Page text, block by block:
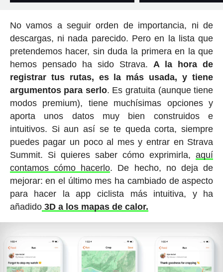
No vamos a seguir orden de importancia, ni de
descargas, ni nada parecido. Pero en la lista que
pretendemos hacer, sin duda la primera en la que
hemos pensado ha sido Strava. A la hora de
registrar tus rutas, es la más usada, y tiene
argumentos para serlo. Es gratuita (aunque tiene
modos premium), tiene muchísimas opciones y
aporta unos datos muy bien construidos e
intuitivos. Si aun así se te queda corta, siempre
puedes pagar un poco al mes y entrar en Strava
Summit. Si quieres saber cómo exprimirla,aquí
contamos cómo hacerlo. De hecho, no deja de
mejorar: en el último mes ha cambiado de aspecto
para hacer la app ciclista más intuitiva, y ha
añadido3D a los mapas de calor.